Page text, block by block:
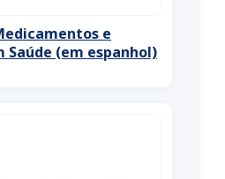
e
Saúde (em espanhol)